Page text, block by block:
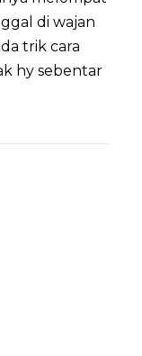
di wajan
trik cara
hy sebentar